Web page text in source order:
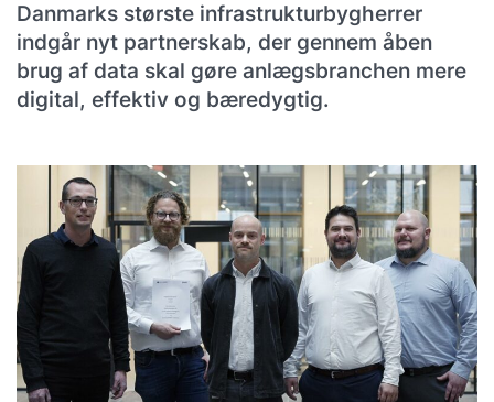
Danmarks største infrastrukturbygherrer
indgår nyt partnerskab, der gennem åben
brug af data skal gøre anlægsbranchen mere
digital, effektiv og bæredygtig.